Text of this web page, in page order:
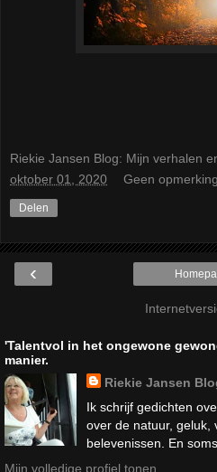
Riekie Jansen Blog: Mijn verhalen
oktober 01, 2020
Geen
Delen
‹
'Talentvol in het ongewone
manier.
Riekie Jansen
Ik schrijf gedichten
over de natuur, geluk,
belevenissen. En
Mijn volledige profiel tonen